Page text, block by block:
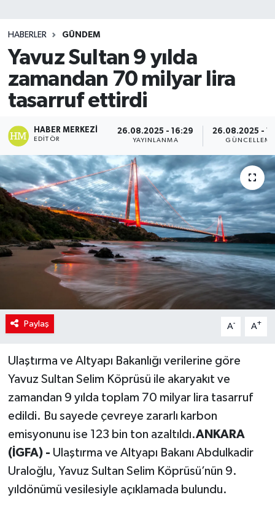
HABERLER GÜNDEM
Yavuz Sultan 9 yılda
zamandan 70 milyar lira
tasarruf ettirdi
HABER MERKEZI
EDITÖR
26.08.2025 - 16:29
YAYINLANMA
26.08.2025 -
GÜNCELLEME
Paylaş A- A+
Ulaştırma ve Altyapı Bakanlığı verilerine göre
Yavuz Sultan Selim Köprüsü ile akaryakıt ve
zamandan 9 yılda toplam 70 milyar lira tasarruf
edildi. Bu sayede çevreye zararlı karbon
emisyonunu ise 123 bin ton azaltıldı.ANKARA
(İGFA) - Ulaştırma ve Altyapı Bakanı Abdulkadir
Uraloğlu, Yavuz Sultan Selim Köprüsü’nün 9.
yıldönümü vesilesiyle açıklamada bulundu.
Teknoloji
TRABZON